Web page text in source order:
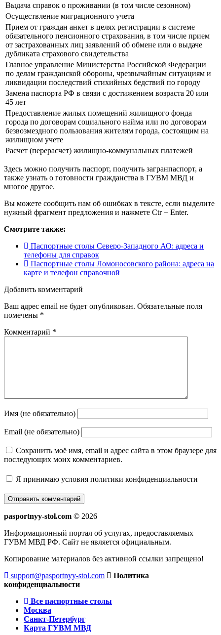
Выдача справок о проживании (в том числе сезонном)
Осуществление миграционного учета
Прием от граждан анкет в целях регистрации в системе
обязательного пенсионного страхования, в том числе прием
от застрахованных лиц заявлений об обмене или о выдаче
дубликата страхового свидетельства
Главное управление Министерства Российской Федерации
по делам гражданской обороны, чрезвычайным ситуациям и
ликвидации последствий стихийных бедствий по городу
Замена паспорта РФ в связи с достижением возраста 20 или
45 лет
Предоставление жилых помещений жилищного фонда
города по договорам социального найма или по договорам
безвозмездного пользования жителям города, состоящим на
жилищном учете
Расчет (перерасчет) жилищно-коммунальных платежей
Здесь можно получить паспорт, получить загранпаспорт, а
также узнать о готовности гражданства в ГУВМ МВД и
многое другое.
Вы можете сообщить нам об ошибках в тексте, если выделите
нужный фрагмент предложения и нажмете Ctr + Enter.
Смотрите также:
Паспортные столы Северо-Западного АО: адреса и
телефоны для справок
Паспортные столы Ломоносовского района: адреса на
карте и телефон справочной
Добавить комментарий
Ваш адрес email не будет опубликован. Обязательные поля
помечены *
Комментарий *
Имя (не обязательно)
Email (не обязательно)
Сохранить моё имя, email и адрес сайта в этом браузере для
последующих моих комментариев.
Я принимаю условия политики конфиденциальности
pasportnyy-stol.com © 2026
Информационный портал об услугах, предоставляемых
ГУВМ МВД РФ. Сайт не является официальным.
Копирование материалов без активной ссылки запрещено!
support@pasportnyy-stol.com
Политика
конфиденциальности
Все паспортные столы
Москва
Санкт-Петербург
Карта ГУВМ МВД